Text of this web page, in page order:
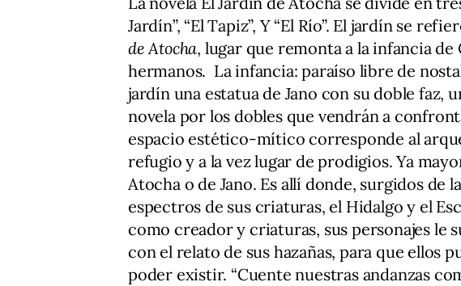
Jardín”, “El Tapiz”, Y “El Río”. El jardín se
de Atocha, lugar que remonta a la infancia
hermanos. La infancia: paraíso libre de
jardín una estatua de Jano con su doble faz,
novela por los dobles que vendrán a
espacio estético-mítico corresponde al
refugio y a la vez lugar de prodigios. Ya
Atocha o de Jano. Es allí donde, surgidos de
espectros de sus criaturas, el Hidalgo y el
como creador y criaturas, sus personajes le
con el relato de sus hazañas, para que ellos
poder existir. “Cuente nuestras andanzas